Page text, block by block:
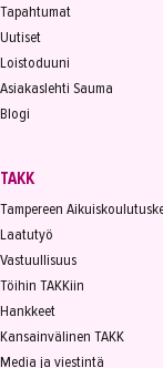
Tapahtumat
Uutiset
Loistoduuni
Asiakaslehti Sauma
Blogi
TAKK
Tampereen
Laatutyö
Vastuullisuus
Töihin TAKKiin
Hankkeet
Kansainvälinen TAKK
Media ja viestintä